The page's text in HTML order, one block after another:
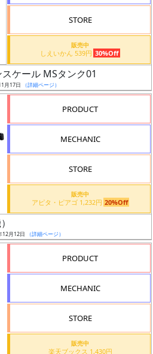
STORE
販売中
しえいかん 539円 30%Off
ケール MSタンク01
月17日 （詳細ページ）
PRODUCT
MECHANIC
STORE
販売中
アピタ・ピアゴ 1,232円 20%Off
12月12日 （詳細ページ）
PRODUCT
MECHANIC
STORE
販売中
楽天ブックス 1,430円